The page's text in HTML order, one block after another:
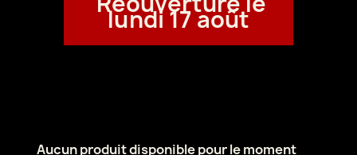
lundi 17 août
Aucun produit disponible pour le moment